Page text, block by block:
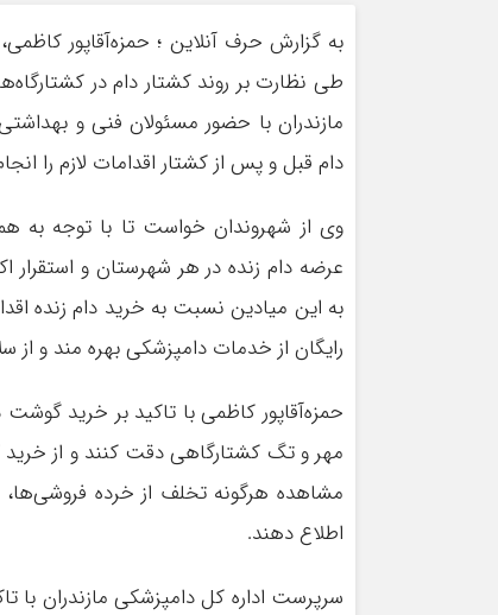
به گزارش حرف آنلاین ؛ حمزه‌آقاپور
طی نظارت بر روند کشتار دام در
مازندران با حضور مسئولان فنی و
دام قبل و پس از کشتار اقدامات لازم را
وی از شهروندان خواست تا با توجه به
عرضه دام زنده در هر شهرستان و
به این میادین نسبت به خرید دام زنده
رایگان از خدمات دامپزشکی بهره مند و
حمزه‌آقاپور کاظمی با تاکید بر خرید
مهر و تگ کشتارگاهی دقت کنند و از
اطلاع‌ دهند.
سرپرست اداره کل دامپزشکی مازندران